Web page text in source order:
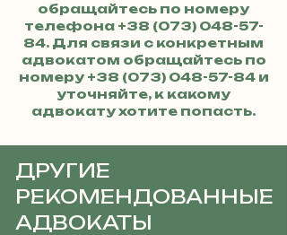
обращайтесь по номеру
телефона +38 (073) 048-57-
84. Для связи с конкретным
адвокатом обращайтесь по
номеру +38 (073) 048-57-84и
уточняйте, к какому
адвокату хотите попасть.
ДРУГИЕ
РЕКОМЕНДОВАННЫЕ
АДВОКАТЫ